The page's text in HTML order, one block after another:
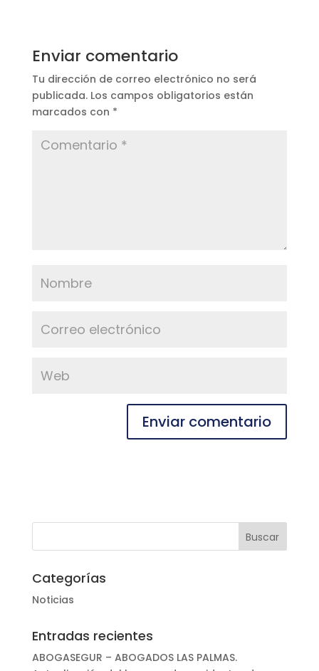
Enviar comentario
Tu dirección de correo electrónico no será
publicada. Los campos obligatorios están
marcados con *
Categorías
Noticias
Entradas recientes
ABOGASEGUR – ABOGADOS LAS PALMAS.